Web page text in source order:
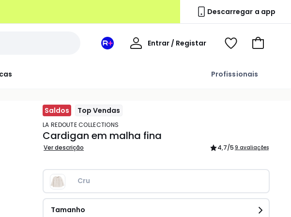
Descarregar a app
Profissionais
Espaço
Entrar / Registar
Voir
Ir
carrinho
Saldos Top Vendas
LA REDOUTE COLLECTIONS
Cardigan em malha fina
Ver descrição 4,7/5 9 avaliações
Cru
Tamanho